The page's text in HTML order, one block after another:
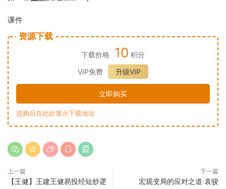
课件
资源下载
下载价格 10 积分
VIP免费
升级VIP
立即购买
选购后在此处显示下载地址
上一篇
【王健】王建王健易投经短炒逻
下一篇
宏观变局的应对之道·袁骏